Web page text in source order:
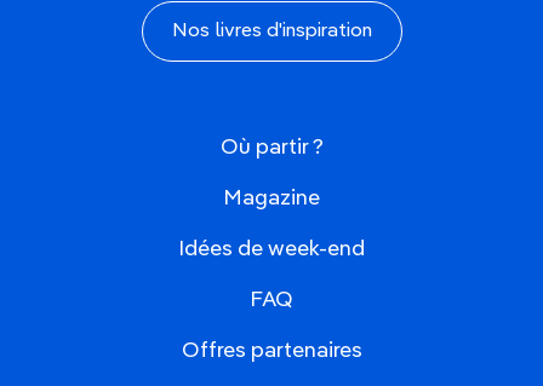
Nos livres d'inspiration
Où partir ?
Magazine
Idées de week-end
FAQ
Offres partenaires